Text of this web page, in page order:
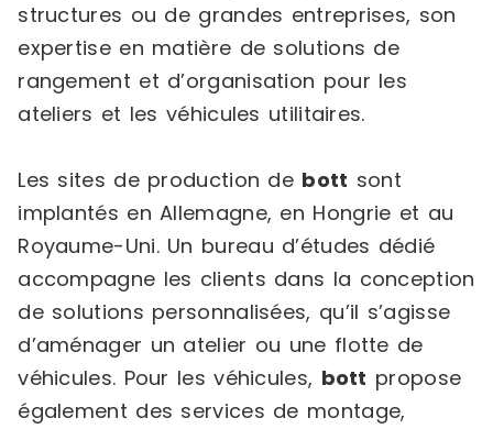
structures ou de grandes entreprises, son
expertise en matière de solutions de
rangement et d’organisation pour les
ateliers et les véhicules utilitaires.
Les sites de production de bott sont
implantés en Allemagne, en Hongrie et au
Royaume-Uni. Un bureau d’études dédié
accompagne les clients dans la conception
de solutions personnalisées, qu’il s’agisse
d’aménager un atelier ou une flotte de
véhicules. Pour les véhicules, bott propose
également des services de montage,